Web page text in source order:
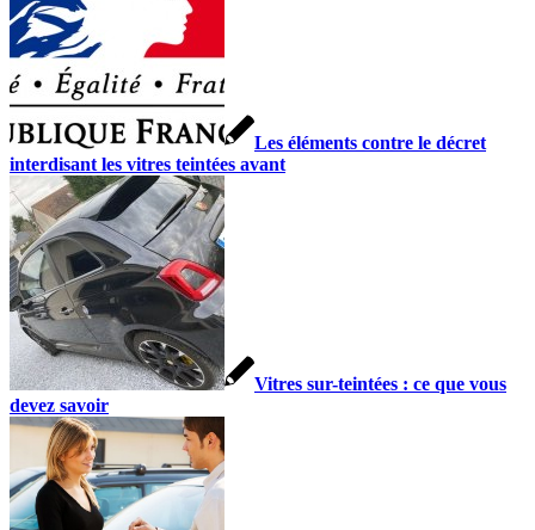
Les éléments contre le décret
interdisant les vitres teintées avant
Vitres sur-teintées : ce que vous
devez savoir